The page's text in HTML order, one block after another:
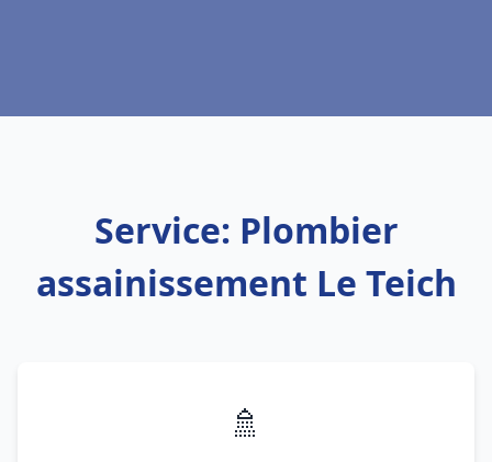
Service: Plombier
assainissement Le Teich
🚿